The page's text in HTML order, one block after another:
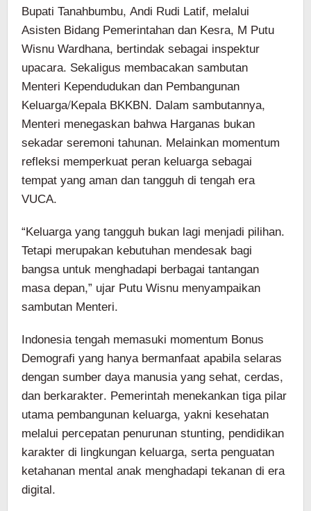
Bupati Tanahbumbu, Andi Rudi Latif, melalui
Asisten Bidang Pemerintahan dan Kesra, M Putu
Wisnu Wardhana, bertindak sebagai inspektur
upacara. Sekaligus membacakan sambutan
Menteri Kependudukan dan Pembangunan
Keluarga/Kepala BKKBN. Dalam sambutannya,
Menteri menegaskan bahwa Harganas bukan
sekadar seremoni tahunan. Melainkan momentum
refleksi memperkuat peran keluarga sebagai
tempat yang aman dan tangguh di tengah era
VUCA.
“Keluarga yang tangguh bukan lagi menjadi pilihan.
Tetapi merupakan kebutuhan mendesak bagi
bangsa untuk menghadapi berbagai tantangan
masa depan,” ujar Putu Wisnu menyampaikan
sambutan Menteri.
Indonesia tengah memasuki momentum Bonus
Demografi yang hanya bermanfaat apabila selaras
dengan sumber daya manusia yang sehat, cerdas,
dan berkarakter. Pemerintah menekankan tiga pilar
utama pembangunan keluarga, yakni kesehatan
melalui percepatan penurunan stunting, pendidikan
karakter di lingkungan keluarga, serta penguatan
ketahanan mental anak menghadapi tekanan di era
digital.